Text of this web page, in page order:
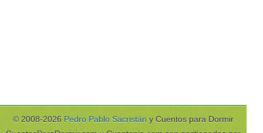
© 2008-2026 Pedro Pablo Sacristán y Cuentos para Dormir